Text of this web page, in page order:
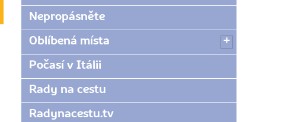
Nepropásněte
Oblíbená místa
Počasí v Itálii
Rady na cestu
Radynacestu.tv